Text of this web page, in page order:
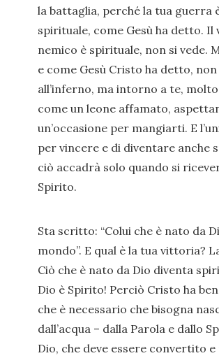
la battaglia, perché la tua guerra
spirituale, come Gesù ha detto. Il
nemico è spirituale, non si vede.
e come Gesù Cristo ha detto, non
all’inferno, ma intorno a te,
come un leone affamato,
un’occasione per mangiarti. E
per vincere e di diventare anche
ciò accadrà solo quando si
Spirito.
Sta scritto: “Colui che è nato da
mondo”. E qual è la tua vittoria?
Ciò che è nato da Dio diventa
Dio è Spirito! Perciò Cristo ha
che è necessario che bisogna
dall’acqua – dalla Parola e dallo
Dio, che deve essere convertito